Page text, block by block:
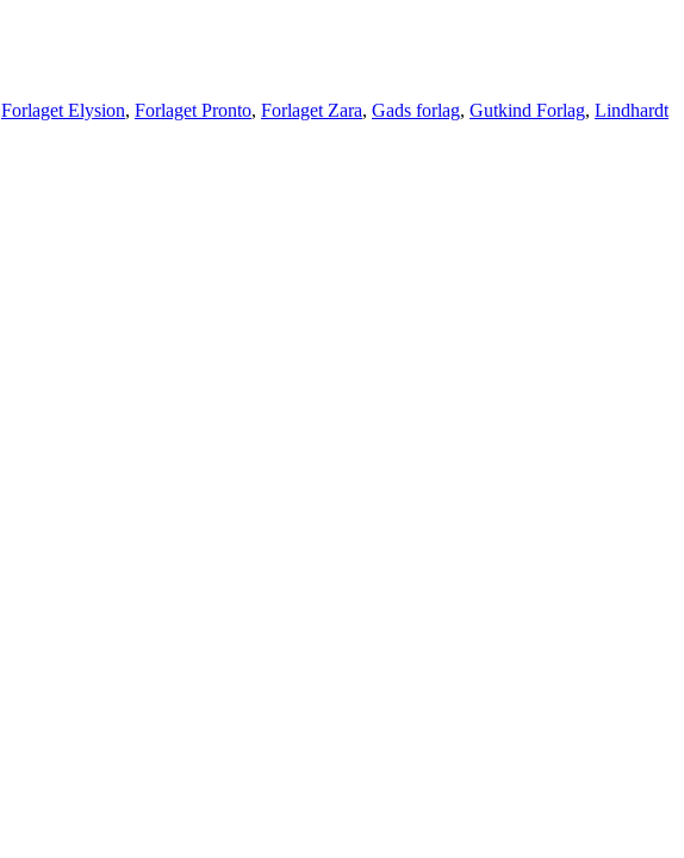
Forlaget Elysion, Forlaget Pronto, Forlaget Zara, Gads forlag, Gutkind Forlag, Lindhardt